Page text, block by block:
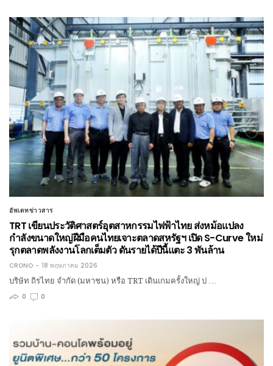
อัพเดทข่าวสาร
TRT เขียนประวัติศาสตร์อุตสาหกรรมไฟฟ้าไทย ส่งหม้อแปลง
กำลังขนาดใหญ่ฝีมือคนไทยเจาะตลาดสหรัฐฯ เปิด S-Curve ใหม่
รุกตลาดพลังงานโลกเต็มตัว ดันรายได้ปีนี้แตะ 3 พันล้าน
CRONO
18 พฤษภาคม 2026
บริษัท ถิรไทย จำกัด (มหาชน) หรือ TRT เดินเกมครั้งใหญ่ ป …
0
0